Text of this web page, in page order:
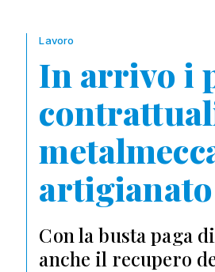
Lavoro
In arrivo i
artigianato
Con la busta paga
anche il recupero